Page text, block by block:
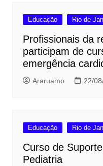
Educação Rio de
Profissionais da
participam de
emergência
Araruamo 22/
Educação Rio de
Curso de
Pediatria